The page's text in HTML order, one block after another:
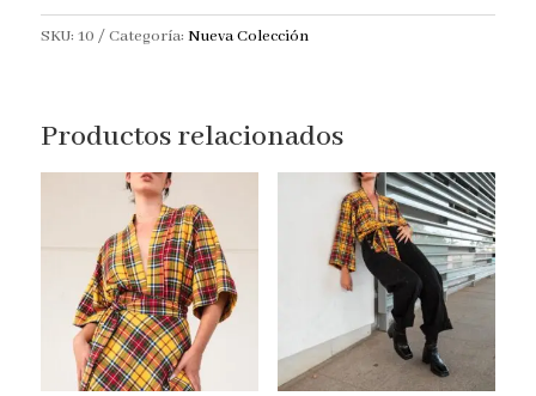
SKU: 10 Categoría: Nueva Colección
Productos relacionados